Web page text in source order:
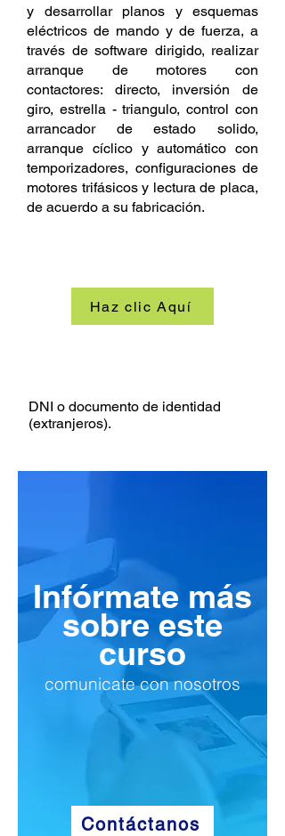
y desarrollar planos y esquemas
eléctricos de mando y de fuerza, a
través de software dirigido, realizar
arranque de motores con
contactores: directo, inversión de
giro, estrella - triangulo, control con
arrancador de estado solido,
arranque cíclico y automático con
temporizadores, configuraciones de
motores trifásicos y lectura de placa,
de acuerdo a su fabricación.
Haz clic Aquí
DNI o documento de identidad
(extranjeros).
comunicate con nosotros
Infórmate más
sobre este
curso
Contáctanos